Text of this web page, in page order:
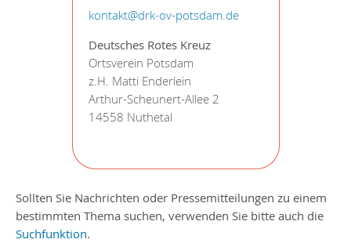
kontakt@drk-ov-potsdam.de
Deutsches Rotes Kreuz
Ortsverein Potsdam
z.H. Matti Enderlein
Arthur-Scheunert-Allee 2
14558 Nuthetal
Sollten Sie Nachrichten oder Pressemitteilungen zu einem
bestimmten Thema suchen, verwenden Sie bitte auch die
Suchfunktion.